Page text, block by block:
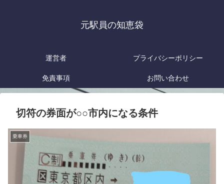
元駅員の知恵袋
運営者 プライバシーポリシー
免責事項 お問い合わせ
切符の券面が○○市内になる条件
乗車券